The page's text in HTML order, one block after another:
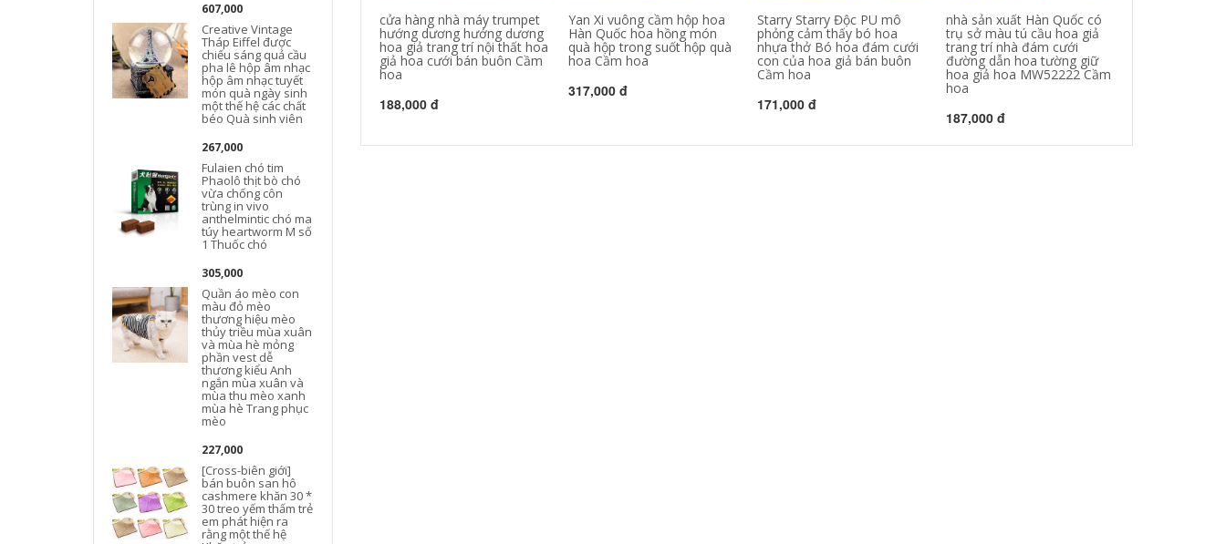
607,000
Creative Vintage
Tháp Eiffel được
chiếu sáng quả cầu
pha lê hộp âm nhạc
hộp âm nhạc tuyết
món quà ngày sinh
một thế hệ các chất
béo Quà sinh viên
267,000
Fulaien chó tim
Phaolô thịt bò chó
vừa chống côn
trùng in vivo
anthelmintic chó ma
túy heartworm M số
1 Thuốc chó
305,000
Quần áo mèo con
màu đỏ mèo
thương hiệu mèo
thủy triều mùa xuân
và mùa hè mỏng
phần vest dễ
thương kiểu Anh
ngắn mùa xuân và
mùa thu mèo xanh
mùa hè Trang phục
mèo
227,000
[Cross-biên giới]
bán buôn san hô
cashmere khăn 30 *
30 treo yếm thấm trẻ
em phát hiện ra
rằng một thế hệ
cửa hàng nhà máy trumpet
hướng dương hướng dương
hoa giả trang trí nội thất hoa
giả hoa cưới bán buôn Cầm
hoa
188,000 đ
Yan Xi vuông cầm hộp hoa
Hàn Quốc hoa hồng món
quà hộp trong suốt hộp quà
hoa Cầm hoa
317,000 đ
Starry Starry Độc PU mô
phỏng cảm thấy bó hoa
nhựa thở Bó hoa đám cưới
con của hoa giả bán buôn
Cầm hoa
171,000 đ
nhà sản xuất Hàn Quốc có
trụ sở màu tú cầu hoa giả
trang trí nhà đám cưới
đường dẫn hoa tường giữ
hoa giả hoa MW52222 Cầm
hoa
187,000 đ